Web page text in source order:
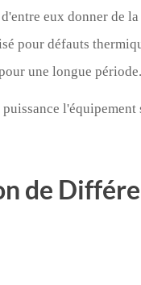
eux donner de
pour défauts
une longue période.
l'équipement
de